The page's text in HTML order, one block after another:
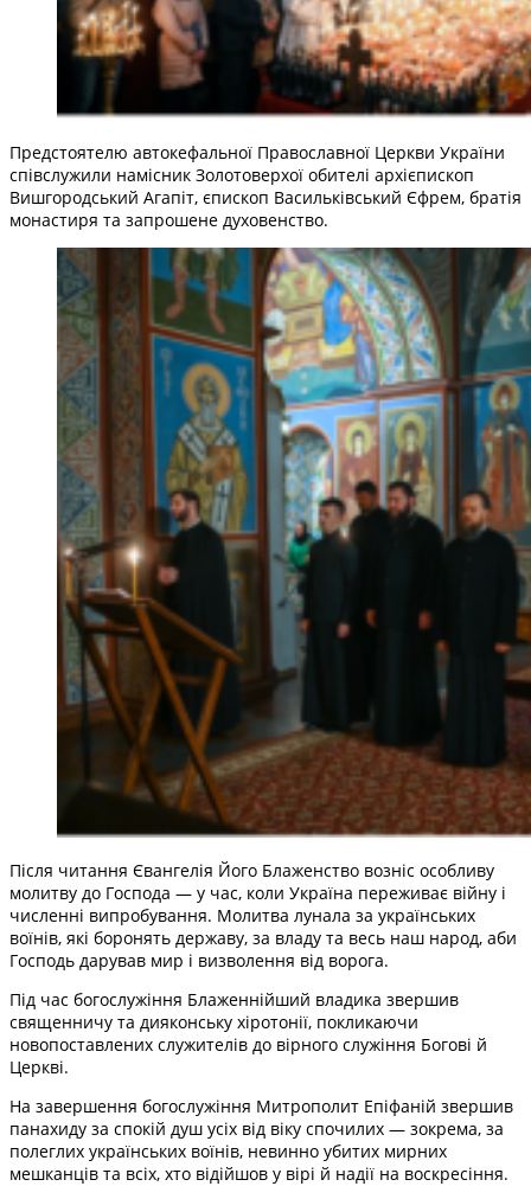
Предстоятелю автокефальної Православної Церкви України
співслужили намісник Золотоверхої обителі архієпископ
Вишгородський Агапіт, єпископ Васильківський Єфрем, братія
монастиря та запрошене духовенство.
Після читання Євангелія Його Блаженство возніс особливу
молитву до Господа — у час, коли Україна переживає війну і
численні випробування. Молитва лунала за українських
воїнів, які боронять державу, за владу та весь наш народ, аби
Господь дарував мир і визволення від ворога.
Під час богослужіння Блаженнійший владика звершив
священничу та дияконську хіротонії, покликаючи
новопоставлених служителів до вірного служіння Богові й
Церкві.
На завершення богослужіння Митрополит Епіфаній звершив
панахиду за спокій душ усіх від віку спочилих — зокрема, за
полеглих українських воїнів, невинно убитих мирних
мешканців та всіх, хто відійшов у вірі й надії на воскресіння.